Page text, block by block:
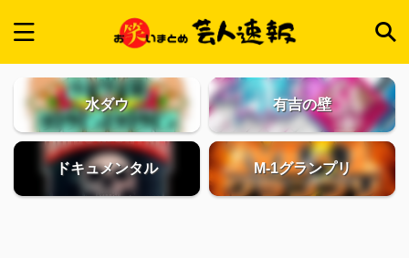
水ダウ 有吉の壁
ドキュメンタル M-1グランプリ